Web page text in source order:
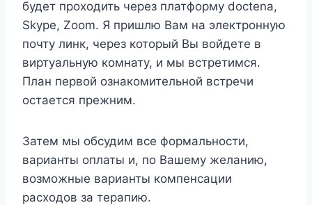
будет проходить через платформу doctena,
Skype, Zoom. Я пришлю Вам на электронную
почту линк, через который Вы войдете в
виртуальную комнату, и мы встретимся.
План первой ознакомительной встречи
остается прежним.
Затем мы обсудим все формальности,
варианты оплаты и, по Вашему желанию,
возможные варианты компенсации
расходов за терапию.